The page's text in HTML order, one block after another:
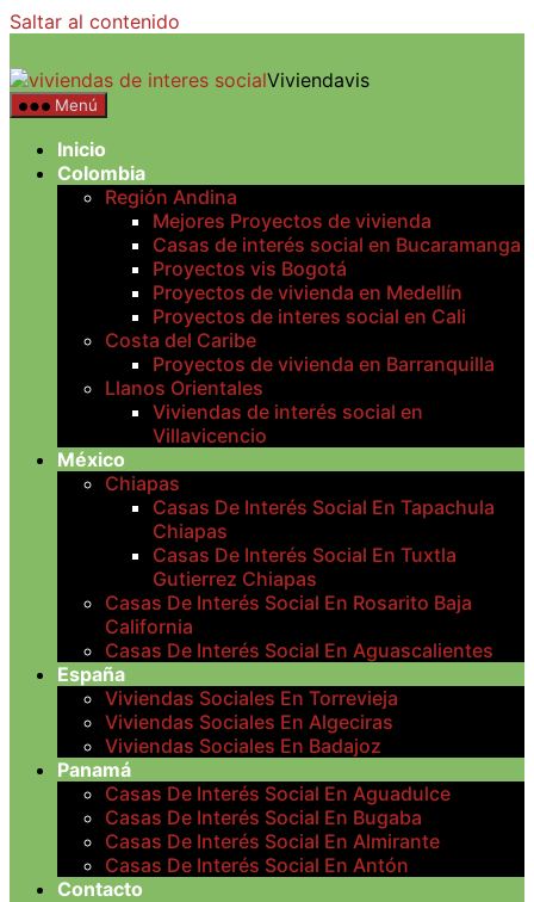
Saltar al contenido
Viviendavis
Menú
Inicio
Colombia
Región Andina
Mejores Proyectos de vivienda
Casas de interés social en Bucaramanga
Proyectos vis Bogotá
Proyectos de vivienda en Medellín
Proyectos de interes social en Cali
Costa del Caribe
Proyectos de vivienda en Barranquilla
Llanos Orientales
Viviendas de interés social en
Villavicencio
México
Chiapas
Casas De Interés Social En Tapachula
Chiapas
Casas De Interés Social En Tuxtla
Gutierrez Chiapas
Casas De Interés Social En Rosarito Baja
California
Casas De Interés Social En Aguascalientes
España
Viviendas Sociales En Torrevieja
Viviendas Sociales En Algeciras
Viviendas Sociales En Badajoz
Panamá
Casas De Interés Social En Aguadulce
Casas De Interés Social En Bugaba
Casas De Interés Social En Almirante
Casas De Interés Social En Antón
Contacto